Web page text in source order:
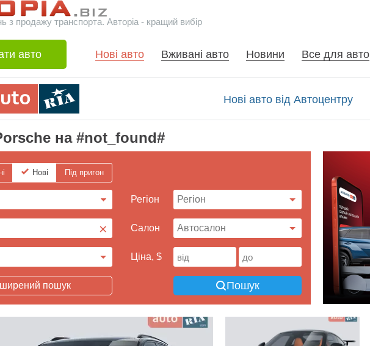
з продажу транспорта. Авторіа - кращий вибір
авто Нові авто Вживані авто Новини Все для авто
Нові авто від Автоцентру
на #not_found#
Нові Під пригон
×
Регіон
Cалон
Ціна, $
пошук Пошук